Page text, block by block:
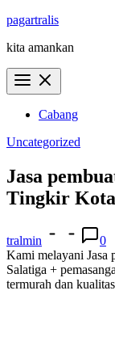
Skip
content
pagartralis
kita amankan
Cabang
Uncategorized
Jasa
Tingkir
tralmin
0
Kami melayani Jasa
Salatiga +
termurah dan